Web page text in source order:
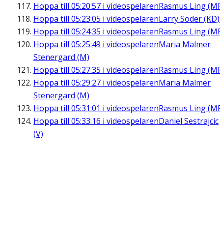
Hoppa till 05:20:57 i videospelarenRasmus Ling
Hoppa till 05:23:05 i videospelarenLarry Söder (KD)
Hoppa till 05:24:35 i videospelarenRasmus Ling
Hoppa till 05:25:49 i videospelarenMaria Malmer
Stenergard (M)
Hoppa till 05:27:35 i videospelarenRasmus Ling
Hoppa till 05:29:27 i videospelarenMaria Malmer
Stenergard (M)
Hoppa till 05:31:01 i videospelarenRasmus Ling
Hoppa till 05:33:16 i videospelarenDaniel Sestrajcic
(V)